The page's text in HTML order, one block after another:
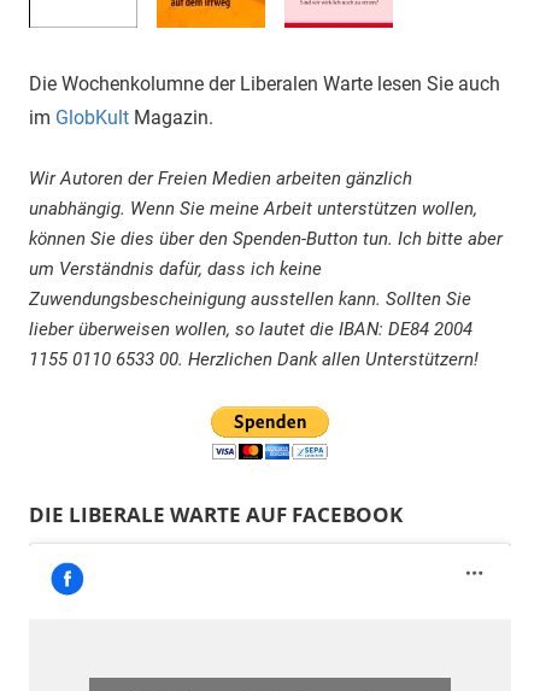
Die Wochenkolumne der Liberalen Warte lesen Sie auch
im GlobKult Magazin.
Wir Autoren der Freien Medien arbeiten gänzlich
unabhängig. Wenn Sie meine Arbeit unterstützen wollen,
können Sie dies über den Spenden-Button tun. Ich bitte aber
um Verständnis dafür, dass ich keine
Zuwendungsbescheinigung ausstellen kann. Sollten Sie
lieber überweisen wollen, so lautet die IBAN: DE84 2004
1155 0110 6533 00. Herzlichen Dank allen Unterstützern!
DIE LIBERALE WARTE AUF FACEBOOK